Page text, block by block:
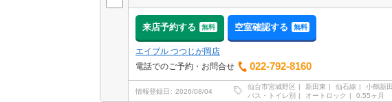
来店予約する 無料 空室確認する 無料
エイブル つつじが岡店
電話でのご予約・お問合せ
022-792-8160
情報登録日 2026/08/04
仙台市宮城野区 新田東 仙石線 小鶴新
バス・トイレ別
オートロック 0.55ヶ月